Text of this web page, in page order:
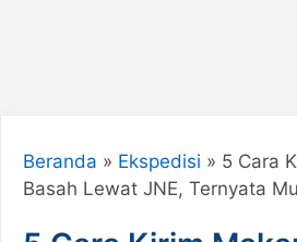
Beranda » Ekspedisi » 5 Cara
Basah Lewat JNE, Ternyata